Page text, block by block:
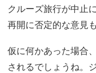
クルーズ旅行が中止
再開に否定的な意見
仮に何かあった場合
されるでしょうね。